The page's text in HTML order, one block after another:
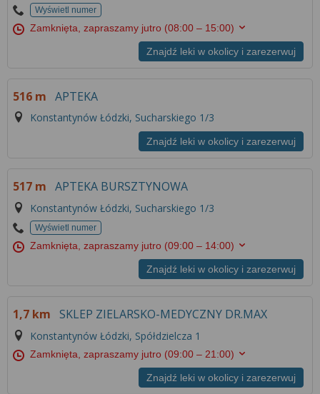
Wyświetl numer
Zamknięta, zapraszamy jutro (08:00 – 15:00)
Znajdź leki w okolicy i zarezerwuj
516 m APTEKA
Konstantynów Łódzki, Sucharskiego 1/3
Znajdź leki w okolicy i zarezerwuj
517 m APTEKA BURSZTYNOWA
Konstantynów Łódzki, Sucharskiego 1/3
Wyświetl numer
Zamknięta, zapraszamy jutro (09:00 – 14:00)
Znajdź leki w okolicy i zarezerwuj
1,7 km SKLEP ZIELARSKO-MEDYCZNY DR.MAX
Konstantynów Łódzki, Spółdzielcza 1
Zamknięta, zapraszamy jutro (09:00 – 21:00)
Znajdź leki w okolicy i zarezerwuj
Więcej informacji na temat wykorzystywania
narzędzi zewnętrznych w naszym serwisie
znajdziesz w
Regulaminie Serwisu.